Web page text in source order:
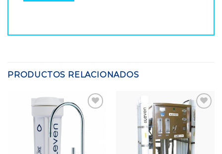
PRODUCTOS RELACIONADOS
Add to
Wishlist
Add to
Wishlist